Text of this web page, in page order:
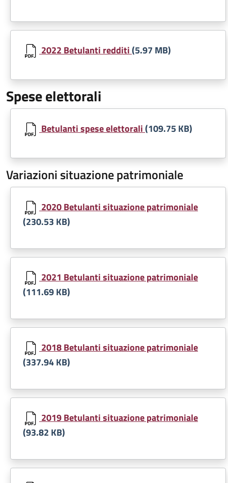
Document
2022 Betulanti redditi(5.97 MB)
Spese elettorali
Document
Betulanti spese elettorali(109.75 KB)
Variazioni situazione patrimoniale
Document
2020 Betulanti situazione patrimoniale
(230.53 KB)
Document
2021 Betulanti situazione patrimoniale
(111.69 KB)
Document
2018 Betulanti situazione patrimoniale
(337.94 KB)
Document
2019 Betulanti situazione patrimoniale
(93.82 KB)
Document